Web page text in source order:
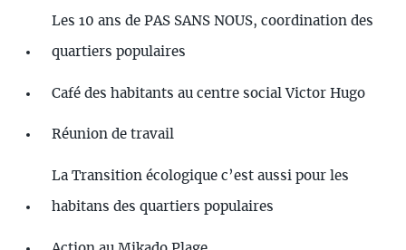
Les 10 ans de PAS SANS NOUS, coordination des
quartiers populaires
Café des habitants au centre social Victor Hugo
Réunion de travail
La Transition écologique c’est aussi pour les
habitans des quartiers populaires